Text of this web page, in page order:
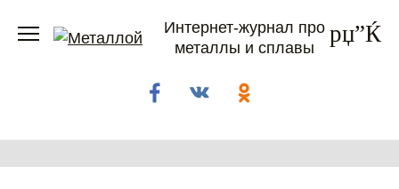
Интернет-журнал про
металлы и сплавы